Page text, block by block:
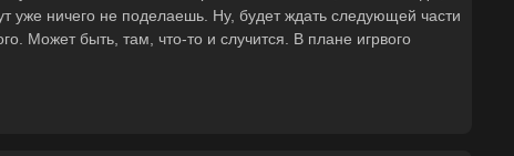
уже ничего не поделаешь. Ну, будет ждать следующей части
Может быть, там, что-то и случится. В плане игрвого